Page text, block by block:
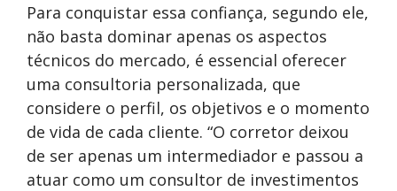
Para conquistar essa confiança, segundo ele,
não basta dominar apenas os aspectos
técnicos do mercado, é essencial oferecer
uma consultoria personalizada, que
considere o perfil, os objetivos e o momento
de vida de cada cliente. “O corretor deixou
de ser apenas um intermediador e passou a
atuar como um consultor de investimentos